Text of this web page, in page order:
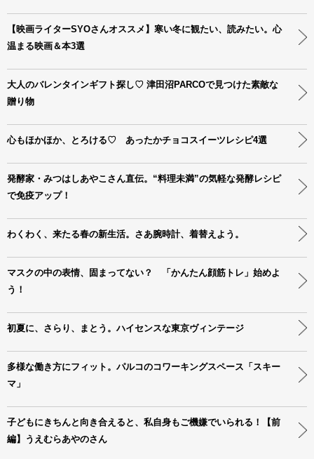
【映画ライターSYOさんオススメ】寒い冬に観たい、読みたい。心
温まる映画＆本3選
大人のバレンタインギフト探し♡ 津田沼PARCOで見つけた素敵な
贈り物
心もほかほか、とろける♡ あったかチョコスイーツレシピ4選
発酵家・みつはしあやこさん直伝。“料理未満”の気軽な発酵レシピ
で免疫アップ！
わくわく、来たる春の新生活。さあ腕時計、着替えよう。
マスクの中の表情、固まってない？ 「かんたん顔筋トレ」始めよ
う！
初夏に、さらり、まとう。ハイセンスな東京ヴィンテージ
多様な働き方にフィット。パルコのコワーキングスペース「スキー
マ」
子どもにきちんと向き合えると、私自身もご機嫌でいられる！【前
編】うえむらあやのさん